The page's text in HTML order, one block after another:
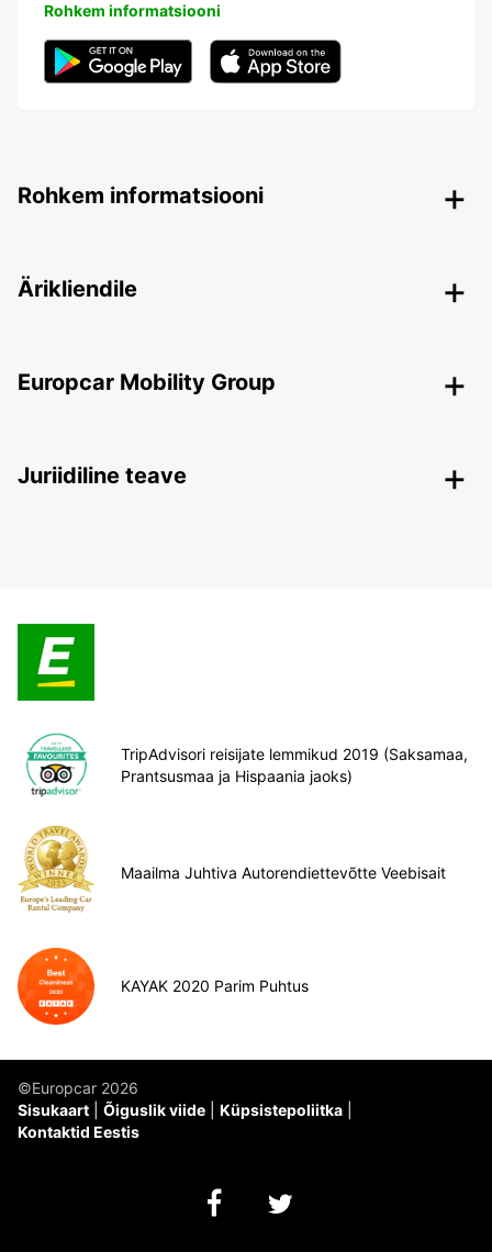
Rohkem informatsiooni
Rohkem informatsiooni
Ärikliendile
Europcar Mobility Group
Juriidiline teave
TripAdvisori reisijate lemmikud 2019 (Saksamaa,
Prantsusmaa ja Hispaania jaoks)
Maailma Juhtiva Autorendiettevõtte Veebisait
KAYAK 2020 Parim Puhtus
©Europcar 2026
Sisukaart
Õiguslik viide
Küpsistepoliitka
Kontaktid Eestis